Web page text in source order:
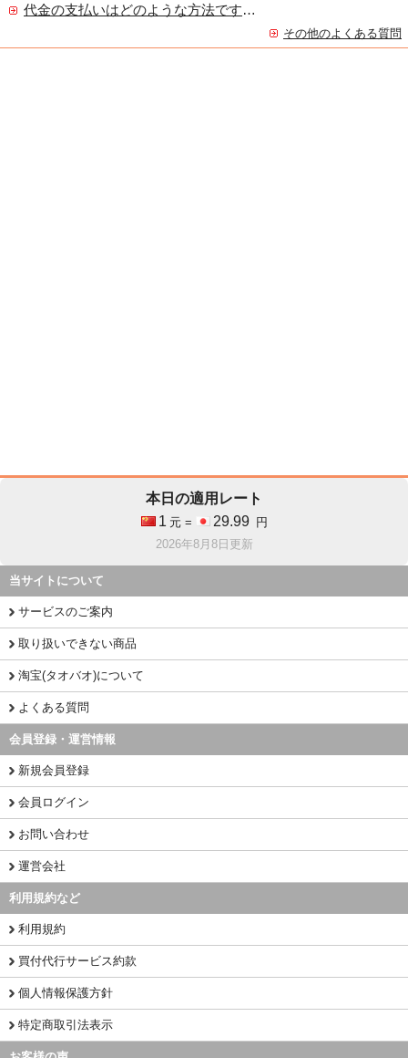
代金の支払いはどのような方法ですか？
その他のよくある質問
本日の適用レート
1 元 = 29.99
円
2026年8月8日更新
当サイトについて
サービスのご案内
取り扱いできない商品
淘宝(タオバオ)について
よくある質問
会員登録・運営情報
新規会員登録
会員ログイン
お問い合わせ
運営会社
利用規約など
利用規約
買付代行サービス約款
個人情報保護方針
特定商取引法表示